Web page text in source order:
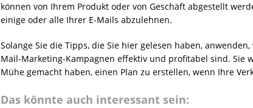
können von Ihrem Produkt oder von Geschäft abgestellt
einige oder alle Ihrer E-Mails abzulehnen.
Solange Sie die Tipps, die Sie hier gelesen haben,
Mail-Marketing-Kampagnen effektiv und profitabel sind. Sie
Mühe gemacht haben, einen Plan zu erstellen, wenn Ihre
Das könnte auch interessant sein: